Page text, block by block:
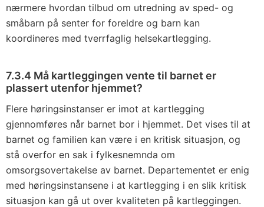
nærmere hvordan tilbud om utredning av sped- og
småbarn på senter for foreldre og barn kan
koordineres med tverrfaglig helsekartlegging.
7.3.4 Må kartleggingen vente til barnet er
plassert utenfor hjemmet?
Flere høringsinstanser er imot at kartlegging
gjennomføres når barnet bor i hjemmet. Det vises til at
barnet og familien kan være i en kritisk situasjon, og
stå overfor en sak i fylkesnemnda om
omsorgsovertakelse av barnet. Departementet er enig
med høringsinstansene i at kartlegging i en slik kritisk
situasjon kan gå ut over kvaliteten på kartleggingen.